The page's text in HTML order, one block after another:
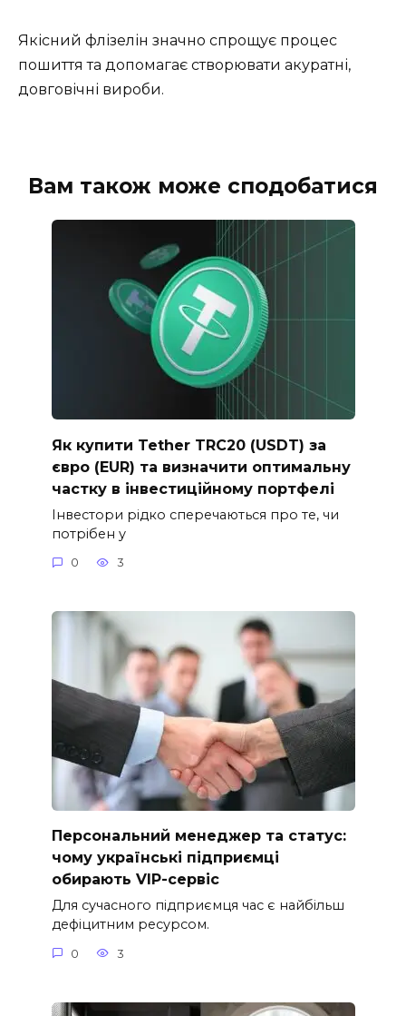
Якісний флізелін значно спрощує процес
пошиття та допомагає створювати акуратні,
довговічні вироби.
Вам також може сподобатися
Як купити Tether TRC20 (USDT) за
євро (EUR) та визначити оптимальну
частку в інвестиційному портфелі
Інвестори рідко сперечаються про те, чи
потрібен у
0 3
Персональний менеджер та статус:
чому українські підприємці
обирають VIP-сервіс
Для сучасного підприємця час є найбільш
дефіцитним ресурсом.
0 3